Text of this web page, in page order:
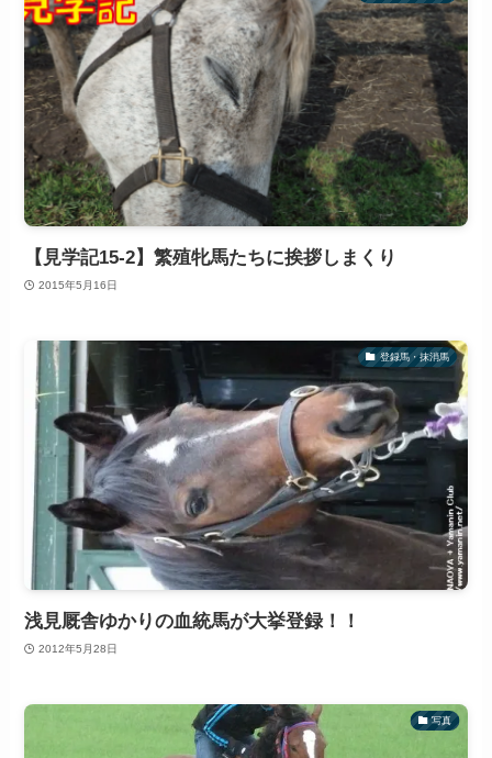
【見学記15-2】繁殖牝馬たちに挨拶しまくり
2015年5月16日
登録馬・抹消馬
浅見厩舎ゆかりの血統馬が大挙登録！！
2012年5月28日
写真